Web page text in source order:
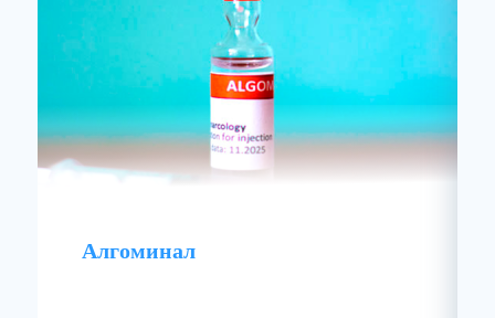
Алгоминал